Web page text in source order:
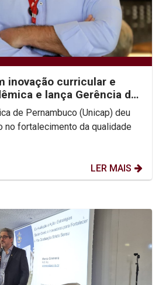
inovação curricular e
e lança Gerência de
de Pernambuco (Unicap) deu
no fortalecimento da qualidade
LER MAIS